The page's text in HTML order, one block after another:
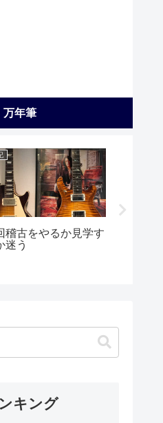
万年筆
稽古をやるか見学す
迷う
キング